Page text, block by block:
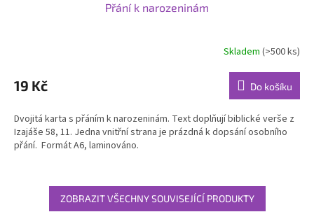
Přání k narozeninám
produktu
je
z
5
hvězdiček.
Skladem(>500 ks)
19 Kč Do košíku
Dvojitá karta s přáním k narozeninám. Text doplňují biblické verše z
Izajáše 58, 11. Jedna vnitřní strana je prázdná k dopsání osobního
přání. Formát A6, laminováno.
ZOBRAZIT VŠECHNY SOUVISEJÍCÍ PRODUKTY